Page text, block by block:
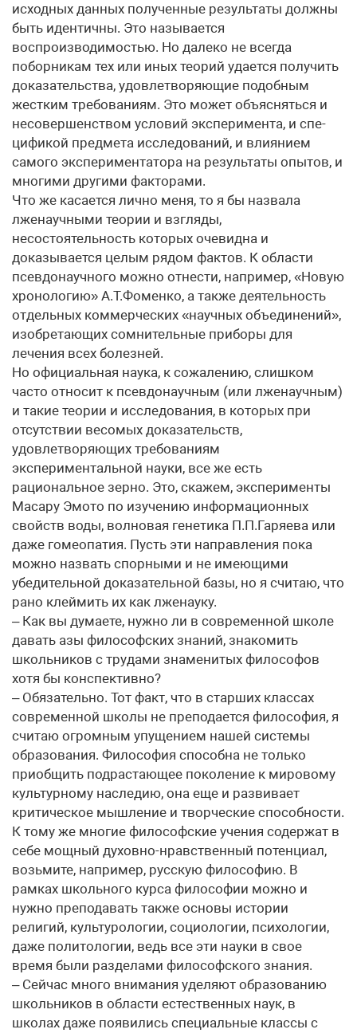
исходных данных полученные результаты должны
быть идентичны. Это называется
воспроизводимостью. Но далеко не всегда
поборникам тех или иных теорий удается получить
доказательства, удовлетворяющие подобным
жестким требованиям. Это может объясняться и
несовершенством условий эксперимента, и спе­
цификой предмета исследований, и влиянием
самого экспериментатора на результаты опытов, и
многими другими факторами.
Что же касается лично меня, то я бы назвала
лженаучными теории и взгляды,
несостоятельность которых очевидна и
доказывается целым рядом фактов. К области
псевдонаучного можно отнести, например, «Новую
хронологию» А.Т.Фоменко, а также деятельность
отдельных коммерческих «научных объединений»,
изобретающих сомнительные приборы для
лечения всех болезней.
Но официальная наука, к сожалению, слишком
часто относит к псевдонаучным (или лженаучным)
и такие теории и исследования, в которых при
отсутствии весомых доказательств,
удовлетворяющих требованиям
экспериментальной науки, все же есть
рациональное зерно. Это, скажем, эксперименты
Масару Эмото по изучению информационных
свойств воды, волновая генетика П.П.Гаряева или
даже гомеопатия. Пусть эти направления пока
можно назвать спорными и не имеющими
убедительной доказательной базы, но я считаю, что
рано клеймить их как лженауку.
– Как вы думаете, нужно ли в современной школе
давать азы философских знаний, знакомить
школьников с трудами знаменитых философов
хотя бы конспективно?
– Обязательно. Тот факт, что в старших классах
современной школы не преподается философия, я
считаю огромным упущением нашей системы
образования. Философия способна не только
приобщить подрастающее поколение к мировому
культурному наследию, она еще и развивает
критическое мышление и творческие способности.
К тому же многие философские учения содержат в
себе мощный духовно-нравственный потенциал,
возьмите, например, русскую философию. В
рамках школьного курса философии можно и
нужно преподавать также основы истории
религий, культурологии, социологии, психологии,
даже политологии, ведь все эти науки в свое
время были разделами философского знания.
– Сейчас много внимания уделяют образованию
школьников в области естественных наук, в
школах даже появились специальные классы с